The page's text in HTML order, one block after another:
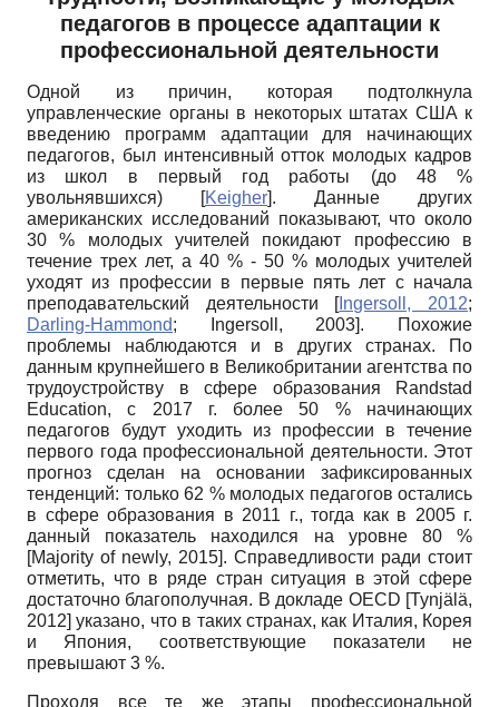
педагогов в процессе адаптации к
профессиональной деятельности
Одной из причин, которая подтолкнула
управленческие органы в некоторых штатах США к
введению программ адаптации для начинающих
педагогов, был интенсивный отток молодых кадров
из школ в первый год работы (до 48 %
увольнявшихся)
[Keigher]. Данные других
американских исследований показывают, что около
30 % молодых учителей покидают профессию в
течение трех лет, а 40 % - 50 % молодых учителей
уходят из профессии в первые пять лет с начала
преподавательский деятельности [Ingersoll, 2012;
Darling-Hammond; Ingersoll, 2003]. Похожие
проблемы наблюдаются и в других странах. По
данным крупнейшего в Великобритании агентства по
трудоустройству в сфере образования
Randstad
Education,с 2017 г. более 50 % начинающих
педагогов будут уходить из профессии в течение
первого года профессиональной деятельности. Этот
прогноз сделан на основании зафиксированных
тенденций: только 62 % молодых педагогов остались
в сфере образования в 2011 г., тогда как в 2005 г.
данный показатель находился на уровне 80 %
[Majority of newly, 2015]. Справедливости ради стоит
отметить, что в ряде стран ситуация в этой сфере
достаточно благополучная. В докладе OECD [Tynjälä,
2012] указано, что в таких странах, как Италия, Корея
и Япония, соответствующие показатели не
превышают 3 %.
Проходя все те же этапы профессиональной